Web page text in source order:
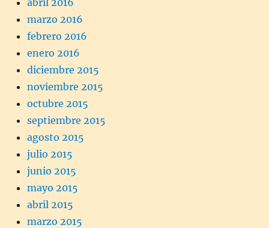
marzo 2016
febrero 2016
enero 2016
diciembre 2015
noviembre 2015
octubre 2015
septiembre 2015
agosto 2015
julio 2015
junio 2015
mayo 2015
abril 2015
marzo 2015